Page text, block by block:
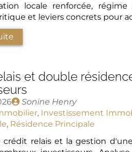
locale renforcée,
et leviers concrets pour
et double
Publié
par
Sonine Henry
, Investissement
, Résidence Principale
crédit relais et la gestion